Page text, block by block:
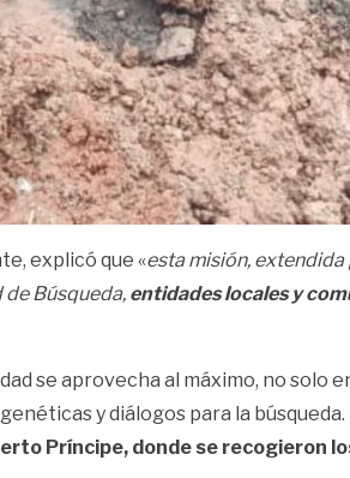
explicó que «esta misión, extendida
Búsqueda, entidades locales y
se aprovecha al máximo, no solo
y diálogos para la
Príncipe, donde se recogieron